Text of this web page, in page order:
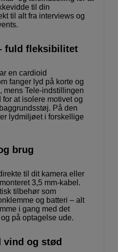
til din
til alt fra interviews og
fuld fleksibilitet
en cardioid
fanger lyd på korte og
mens Tele-indstillingen
at isolere motivet og
På den
lydmiljøet i forskellige
brug
til dit kamera eller
3,5 mm-kabel.
tilbehør som
og batteri – alt
i gang med det
på optagelse ude.
vind og stød